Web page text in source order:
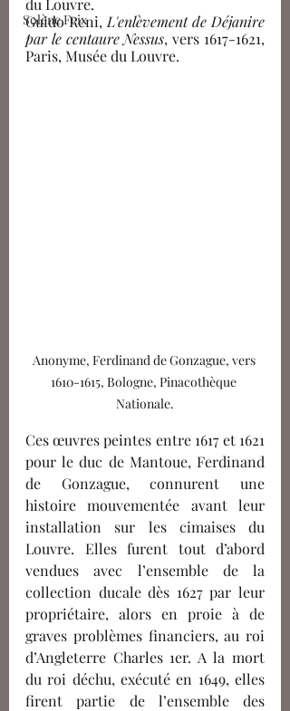
Solène Feix
du Louvre.
Guido Reni, L'enlèvement de Déjanire
par le centaure Nessus, vers 1617-1621,
Paris, Musée du Louvre.
Anonyme, Ferdinand de Gonzague, vers
1610-1615, Bologne, Pinacothèque
Nationale.
Ces œuvres peintes entre 1617 et 1621
pour le duc de Mantoue, Ferdinand
de Gonzague, connurent une
histoire mouvementée avant leur
installation sur les cimaises du
Louvre. Elles furent tout d’abord
vendues avec l’ensemble de la
collection ducale dès 1627 par leur
propriétaire, alors en proie à de
graves problèmes financiers, au roi
d’Angleterre Charles 1er. A la mort
du roi déchu, exécuté en 1649, elles
firent partie de l’ensemble des